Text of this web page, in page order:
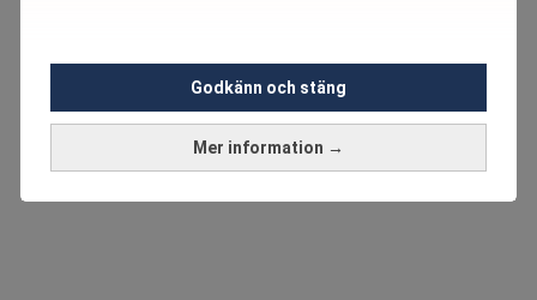
Mer information →
Godkänn och stäng